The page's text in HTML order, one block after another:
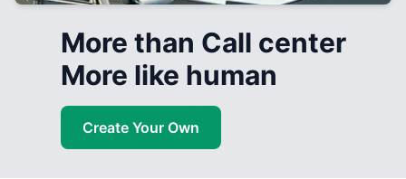
More than Call center
More like human
Create Your Own